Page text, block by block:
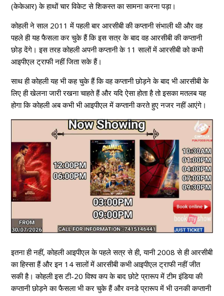
(केकेआर) के हाथों चार विकेट से शिकस्त का सामना करना पड़ा।
कोहली ने साल 2011 में पहली बार आरसीबी की कप्तानी संभाली थी और वह
पहले ही यह फैसला कर चुके हैं कि इस सत्र के बाद वह आरसीबी की कप्तानी
छोड़ देंगे। इस तरह कोहली अपनी कप्तानी के 11 सालों में आरसीबी को कभी
आइपीएल ट्राफी नहीं जिता सके हैं।
साथ ही कोहली यह भी कह चुके हैं कि वह कप्तानी छोड़ने के बाद भी आरसीबी के
लिए ही खेलना जारी रखना चाहते हैं और यदि ऐसा होता है तो इसका मतलब यह
होगा कि कोहली अब कभी भी आइपीएल में कप्तानी करते हुए नजर नहीं आएंगे।
इतना ही नहीं, कोहली आइपीएल के पहले सत्र से ही, यानी 2008 से ही आरसीबी
का हिस्सा हैं और इन 14 सालों में आरसीबी कभी आइपीएल ट्राफी नहीं जीत
सकी है। कोहली इस टी-20 विश्व कप के बाद छोटे प्रारूप में टीम इंडिया की
कप्तानी छोड़ने का फैसला भी कर चुके हैं और वनडे प्रारूप में भी उनकी कप्तानी